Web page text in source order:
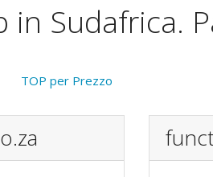
in Sudafrica.
TOP per Prezzo